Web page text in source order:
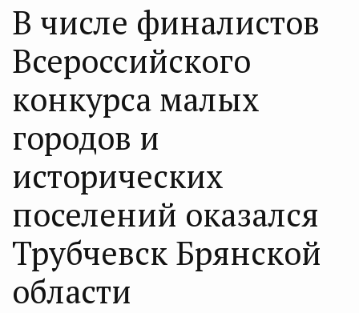
В числе финалистов
Всероссийского
конкурса малых
городов и
исторических
поселений оказался
Трубчевск Брянской
области